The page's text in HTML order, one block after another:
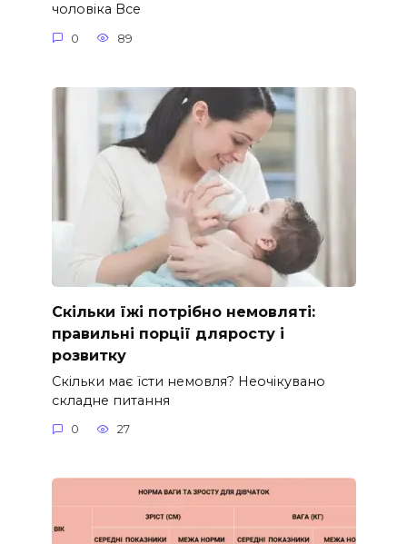
чоловіка Все
0 89
Скільки їжі потрібно немовляті:
правильні порції дляросту і
розвитку
Скільки має їсти немовля? Неочікувано
складне питання
0 27